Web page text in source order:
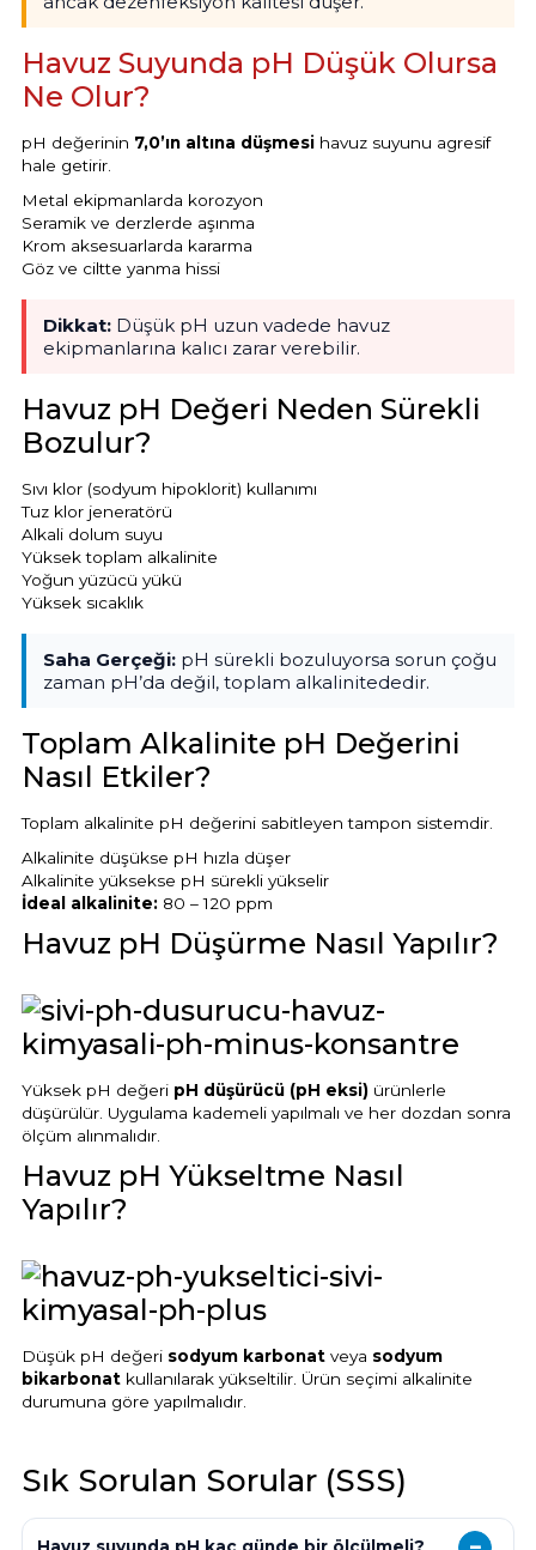
Havuz Pompa
Havuz
Jakuzi Sauna
Kartuş Filtreler
Yangın Pompası
Havuz Suyunda pH Düşük Olursa
Ne Olur?
pH değerinin 7,0’ın altına düşmesi havuz suyunu agresif
hale getirir.
Metal ekipmanlarda korozyon
Seramik ve derzlerde aşınma
Krom aksesuarlarda kararma
Göz ve ciltte yanma hissi
Dikkat: Düşük pH uzun vadede havuz
ekipmanlarına kalıcı zarar verebilir.
Havuz pH Değeri Neden Sürekli
Bozulur?
Sıvı klor (sodyum hipoklorit) kullanımı
Tuz klor jeneratörü
Alkali dolum suyu
Yüksek toplam alkalinite
Yoğun yüzücü yükü
Yüksek sıcaklık
Saha Gerçeği: pH sürekli bozuluyorsa sorun çoğu
zaman pH’da değil, toplam alkalinitededir.
Toplam Alkalinite pH Değerini
Nasıl Etkiler?
Toplam alkalinite pH değerini sabitleyen tampon sistemdir.
Alkalinite düşükse pH hızla düşer
Alkalinite yüksekse pH sürekli yükselir
İdeal alkalinite: 80 – 120 ppm
Havuz pH Düşürme Nasıl Yapılır?
Yüksek pH değeri pH düşürücü (pH eksi) ürünlerle
düşürülür. Uygulama kademeli yapılmalı ve her dozdan sonra
ölçüm alınmalıdır.
Havuz pH Yükseltme Nasıl
Yapılır?
Düşük pH değeri sodyum karbonat veya sodyum
bikarbonat kullanılarak yükseltilir. Ürün seçimi alkalinite
durumuna göre yapılmalıdır.
Sık Sorulan Sorular (SSS)